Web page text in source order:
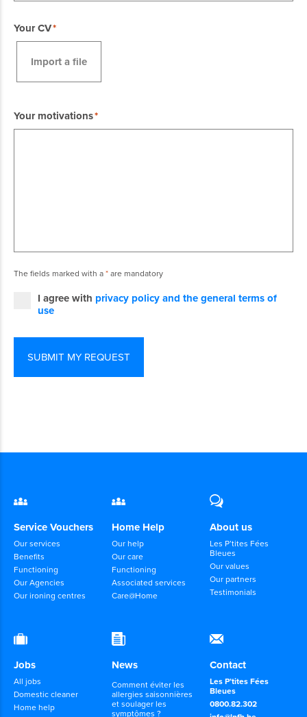
Your CV
Import a file
Your motivations
The fields marked with a * are mandatory
I agree with privacy policy and the general terms of
use
Service Vouchers
Our services
Benefits
Functioning
Our Agencies
Our ironing centres
Home Help
Our help
Our care
Functioning
Associated services
Care@Home
About us
Les P’tites Fées
Bleues
Our values
Our partners
Testimonials
Jobs
All jobs
Domestic cleaner
Home help
News
Comment éviter les
allergies saisonnières
et soulager les
symptômes ?
Contact
Les P’tites Fées
Bleues
0800.82.302